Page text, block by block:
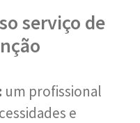
serviço de
um profissional
e